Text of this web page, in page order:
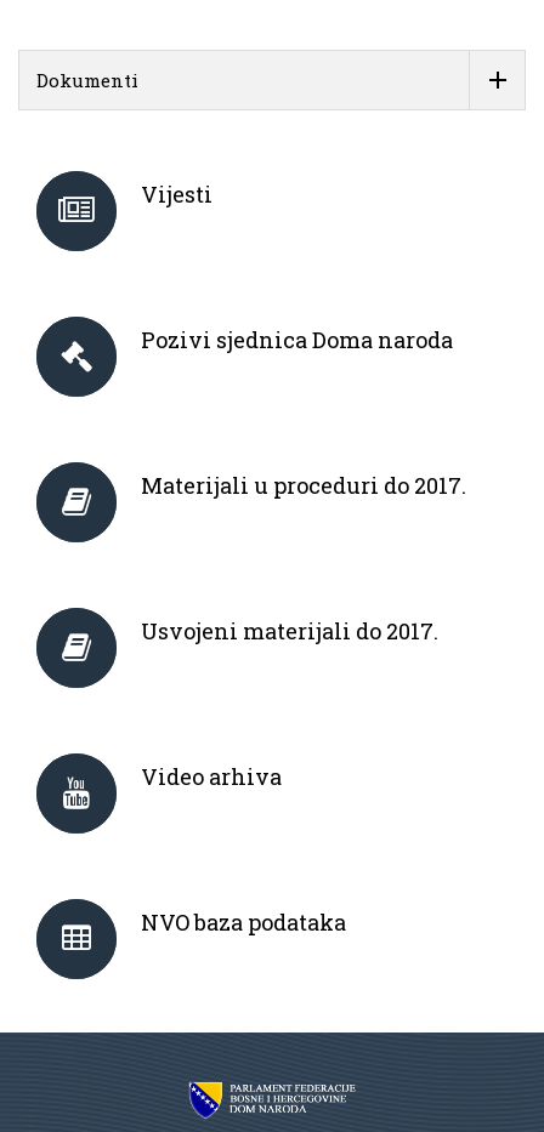
Dokumenti
Vijesti
Pozivi sjednica Doma naroda
Materijali u proceduri do 2017.
Usvojeni materijali do 2017.
Video arhiva
NVO baza podataka